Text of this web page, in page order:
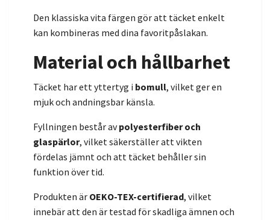
Den klassiska vita färgen gör att täcket enkelt
kan kombineras med dina favoritpåslakan.
Material och hållbarhet
Täcket har ett yttertyg i bomull, vilket ger en
mjuk och andningsbar känsla.
Fyllningen består avpolyesterfiber och
glaspärlor, vilket säkerställer att vikten
fördelas jämnt och att täcket behåller sin
funktion över tid.
Produkten är OEKO-TEX-certifierad, vilket
innebär att den är testad för skadliga ämnen och